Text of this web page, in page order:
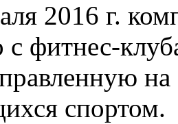
2016 г.
с фитнес-
на
спортом.